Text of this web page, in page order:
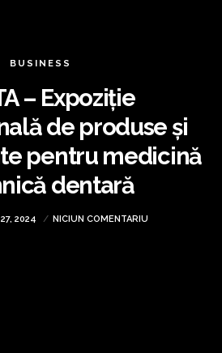
BUSINESS
– Expoziție
de produse și
pentru medicină
dentară
2024 NICIUN COMENTARIU